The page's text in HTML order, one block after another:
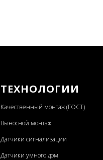
ТЕХНОЛОГИИ
Качественный монтаж (ГОСТ)
Выносной монтаж
Датчики сигнализации
Датчики умного дом